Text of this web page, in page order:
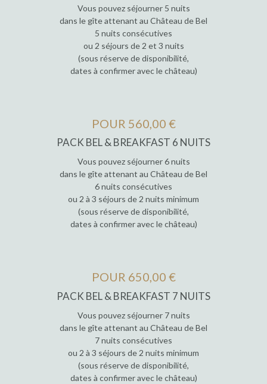
Vous pouvez séjourner 5 nuits
dans le gîte attenant au Château de Bel
5 nuits consécutives
ou 2 séjours de 2 et 3 nuits
(sous réserve de disponibilité,
dates à confirmer avec le château)
POUR 560,00 €
PACK BEL & BREAKFAST 6 NUITS
Vous pouvez séjourner 6 nuits
dans le gîte attenant au Château de Bel
6 nuits consécutives
ou 2 à 3 séjours de 2 nuits minimum
(sous réserve de disponibilité,
dates à confirmer avec le château)
POUR 650,00 €
PACK BEL & BREAKFAST 7 NUITS
Vous pouvez séjourner 7 nuits
dans le gîte attenant au Château de Bel
7 nuits consécutives
ou 2 à 3 séjours de 2 nuits minimum
(sous réserve de disponibilité,
dates à confirmer avec le château)